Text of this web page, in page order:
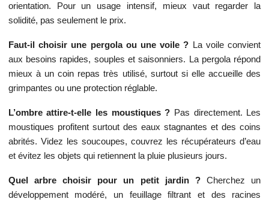
orientation. Pour un usage intensif, mieux vaut regarder la
solidité, pas seulement le prix.
Faut-il choisir une pergola ou une voile ? La voile convient
aux besoins rapides, souples et saisonniers. La pergola répond
mieux à un coin repas très utilisé, surtout si elle accueille des
grimpantes ou une protection réglable.
L’ombre attire-t-elle les moustiques ? Pas directement. Les
moustiques profitent surtout des eaux stagnantes et des coins
abrités. Videz les soucoupes, couvrez les récupérateurs d’eau
et évitez les objets qui retiennent la pluie plusieurs jours.
Quel arbre choisir pour un petit jardin ?Cherchez un
développement modéré, un feuillage filtrant et des racines